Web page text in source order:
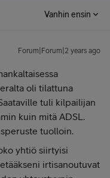
Vanhin ensin
Forum|Forum|2 years ago
oli tilattuna
tuli kilpailijan
kuin mitä ADSL.
tuolloin.
yhtiö siirtyisi
irtisanoutuvat